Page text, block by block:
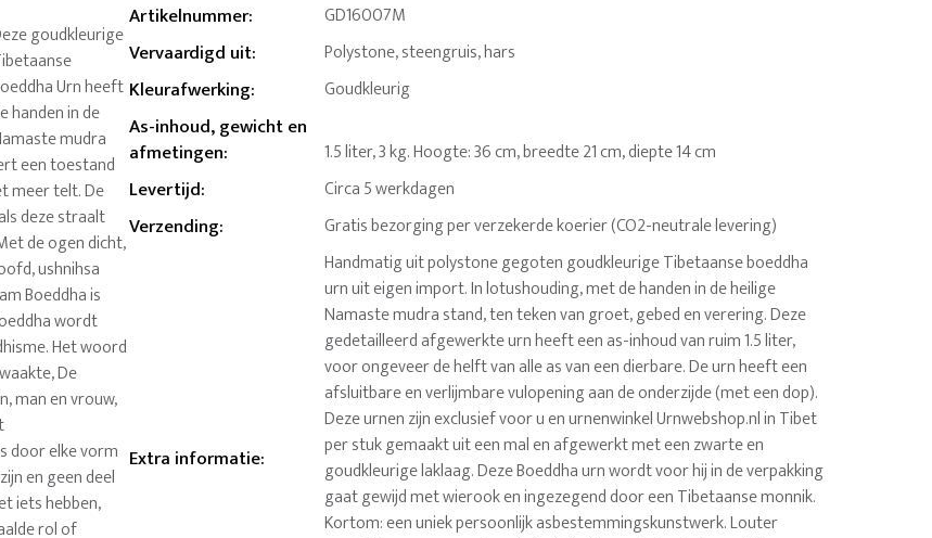
Artikelnummer: GD16007M
Vervaardigd uit: Polystone, steengruis, hars
Kleurafwerking: Goudkleurig
As-inhoud, gewicht en
afmetingen: 1.5 liter, 3 kg. Hoogte: 36 cm, breedte 21 cm, diepte 14 cm
Levertijd: Circa 5 werkdagen
Verzending: Gratis bezorging per verzekerde koerier (CO2-neutrale levering)
Extra informatie:
Handmatig uit polystone gegoten goudkleurige Tibetaanse boeddha
urn uit eigen import. In lotushouding, met de handen in de heilige
Namaste mudra stand, ten teken van groet, gebed en verering. Deze
gedetailleerd afgewerkte urn heeft een as-inhoud van ruim 1.5 liter,
voor ongeveer de helft van alle as van een dierbare. De urn heeft een
afsluitbare en verlijmbare vulopening aan de onderzijde (met een dop).
Deze urnen zijn exclusief voor u en urnenwinkel Urnwebshop.nl in Tibet
per stuk gemaakt uit een mal en afgewerkt met een zwarte en
goudkleurige laklaag. Deze Boeddha urn wordt voor hij in de verpakking
gaat gewijd met wierook en ingezegend door een Tibetaanse monnik.
Kortom: een uniek persoonlijk asbestemmingskunstwerk. Louter
goudkleurige
Urn heeft
handen in de
mudra
een toestand
meer telt. De
deze straalt
de ogen dicht,
ushnihsa
Boeddha is
wordt
Het woord
De
man en vrouw,
door elke vorm
en geen deel
iets hebben,
rol of